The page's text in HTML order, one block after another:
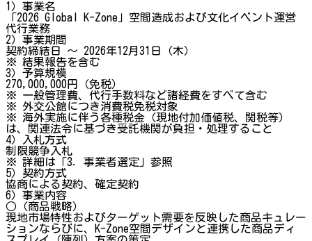
1）事業名
「2026 Global K-Zone」空間造成および文化イベント運営
代行業務
2）事業期間
契約締結日 ～ 2026年12月31日（木）
※ 結果報告を含む
3）予算規模
270,000,000円（免税）
※ 一般管理費、代行手数料など諸経費をすべて含む
※ 外交公館につき消費税免税対象
※ 海外実施に伴う各種税金（現地付加価値税、関税等）
は、関連法令に基づき受託機関が負担・処理すること
4）入札方式
制限競争入札
※ 詳細は「3．事業者選定」参照
5）契約方式
協商による契約、確定契約
6）事業内容
○（商品戦略）
現地市場特性およびターゲット需要を反映した商品キュレー
ションならびに、K-Zone空間デザインと連携した商品ディ